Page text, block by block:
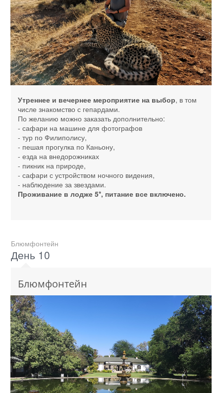
Утреннее и вечернее мероприятие на выбор, в том
числе знакомство с гепардами.
По желанию можно заказать дополнительно:
- сафари на машине для фотографов
- тур по Филиполису,
- пешая прогулка по Каньону,
- езда на внедорожниках
- пикник на природе,
- сафари с устройством ночного видения,
- наблюдение за звездами.
Проживание в лодже 5*, питание все включено.
Блюмфонтейн
День 10
Блюмфонтейн